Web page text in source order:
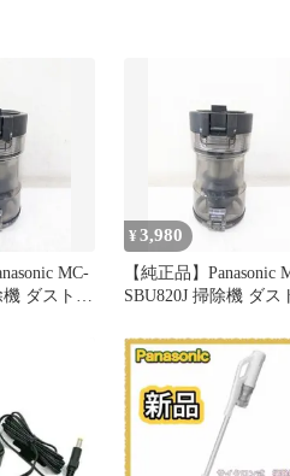
MC-
ダストカ
¥3,980
【純正品】Panasonic
SBU820J 掃除機 ダス